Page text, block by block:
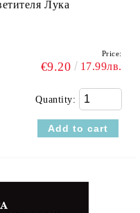
Лука
Price:
€9.20 17.99лв.
Quantity: